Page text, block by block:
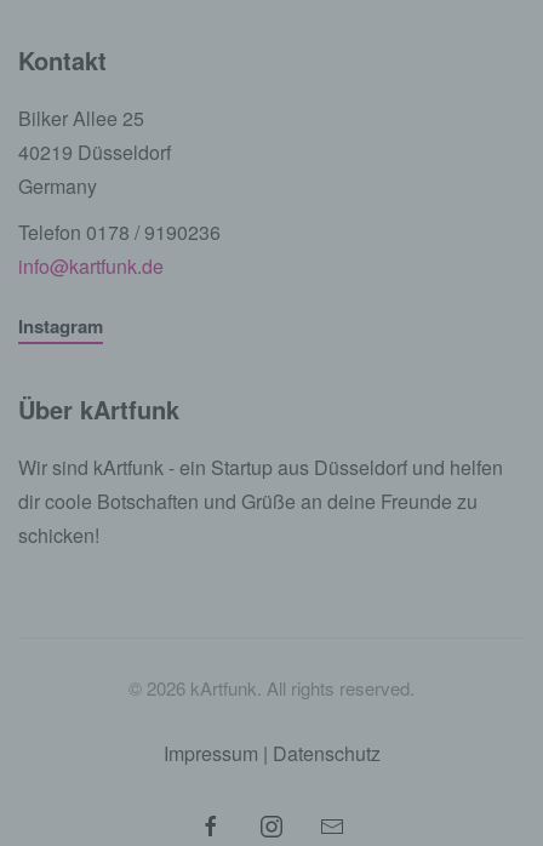
Kontakt
Bilker Allee 25
40219 Düsseldorf
Germany
Telefon 0178 / 9190236
info@kartfunk.de
Instagram
Über kArtfunk
Wir sind kArtfunk - ein Startup aus Düsseldorf und helfen
dir coole Botschaften und Grüße an deine Freunde zu
schicken!
© 2026 kArtfunk. All rights reserved.
Impressum | Datenschutz